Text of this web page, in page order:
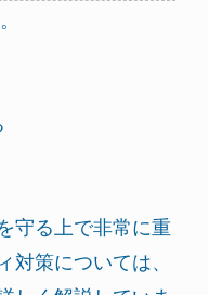
守る上で非常に重
対策については、